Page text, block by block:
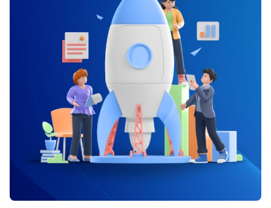
cairan badan pula bisa mengakibatkan
xerostomia. Keadaan ini terhitung demam,
keringat terlalu berlebih, muntah, diare,
kehilangan darah, atau kehilangan air lewat
kulit lantaran luka bakar. 4. Terapi Radiasi
Xerostomia ialah efek samping yang umum
berlangsung lantaran terapi radiasi untuk
menyembuhkan kanker di kepala serta leher. 5.
Operasi Pengangkatan Kelenjar Ludah Bila
berlangsung pembengkakan yang besar pada
kelenjar ludah, operasi pengangkatan kelenjar
barangkali mesti dikerjakan. Bila kelenjar ludah
bakal berhenti. Mulut kering ialah keadaan yang